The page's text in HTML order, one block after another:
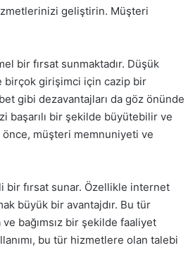
geliştirin. Müşteri
bir fırsat sunmaktadır. Düşük
birçok girişimci için cazip bir
gibi dezavantajları da göz önünde
başarılı bir şekilde büyütebilir ve
müşteri memnuniyeti ve
fırsat sunar. Özellikle internet
büyük bir avantajdır. Bu tür
bağımsız bir şekilde faaliyet
bu tür hizmetlere olan talebi